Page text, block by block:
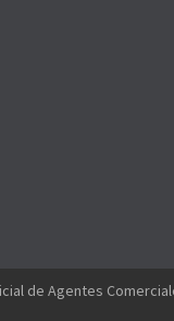
de Agentes